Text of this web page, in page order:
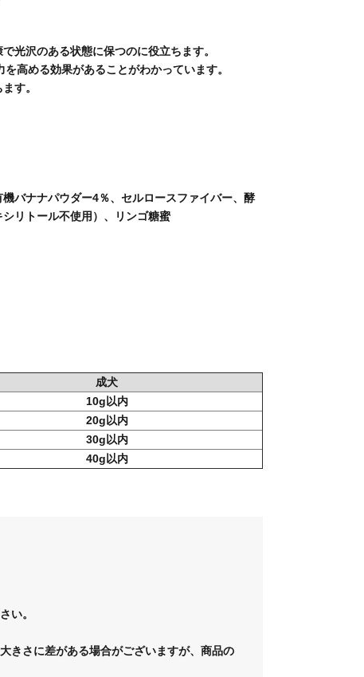
光沢のある状態に保つのに役立ちます。
高める効果があることがわかっています。
す。
バナナパウダー4％、セルロースファイバー、酵
リトール不使用）、リンゴ糖蜜
成犬
10g以内
20g以内
30g以内
40g以内
い。
きさに差がある場合がございますが、商品の